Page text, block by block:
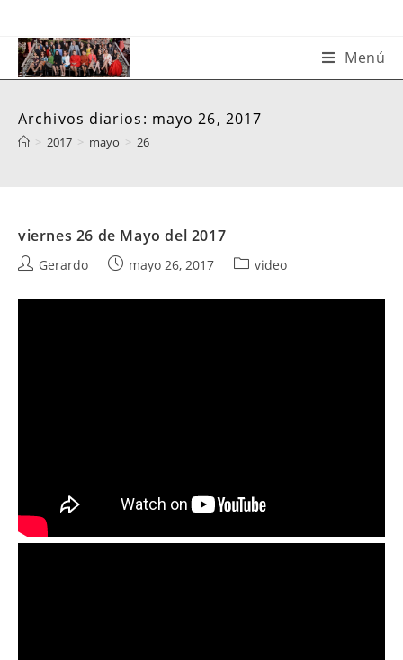
contenido
Menú
Archivos diarios: mayo 26, 2017
> 2017 > mayo > 26
viernes 26 de Mayo del 2017
Autor
la
Gerardo
Publicación
la
mayo 26, 2017
Categoría
la
video